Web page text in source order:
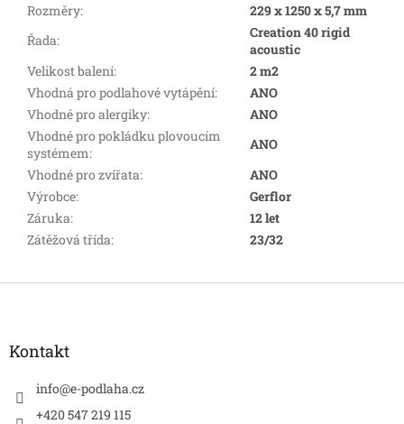
Rozměry:
229 x 1250 x 5,7 mm
Řada:
Creation 40 rigid
acoustic
Velikost balení:
2 m2
Vhodná pro podlahové vytápění:
ANO
Vhodné pro alergiky:
ANO
Vhodné pro pokládku plovoucím
systémem:
ANO
Vhodné pro zvířata:
ANO
Výrobce:
Gerflor
Záruka:
12 let
Zátěžová třída: 23/32
Z
Kontakt
info@e-podlaha.cz
+420 547 219 115